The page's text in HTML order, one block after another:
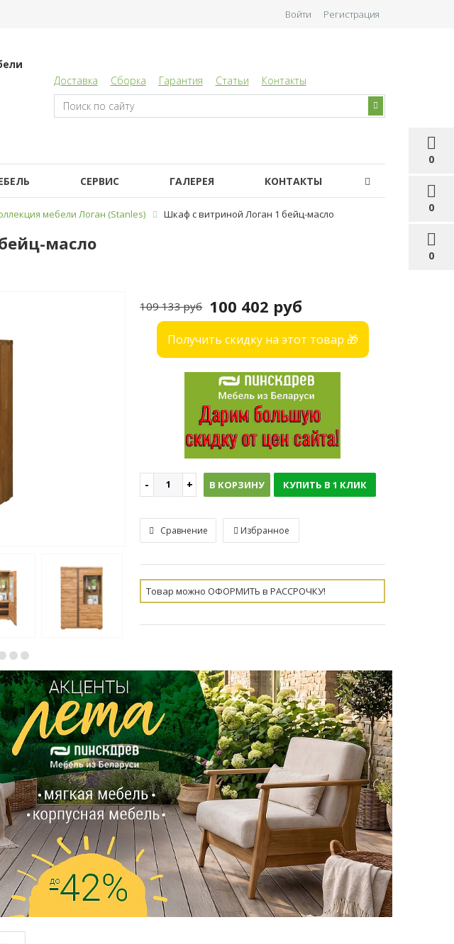
0
0
0
Войти Регистрация
Доставка Сборка Гарантия Статьи Контакты
СЕРВИС ГАЛЕРЕЯ КОНТАКТЫ
мебели Логан (Stanles) Шкаф с витриной Логан 1 бейц-масло
масло
100 402 руб
109 133 руб
Получить скидку на этот товар 🎁
В КОРЗИНУ КУПИТЬ В 1 КЛИК
Сравнение Избранное
Товар можно ОФОРМИТЬ в РАССРОЧКУ!